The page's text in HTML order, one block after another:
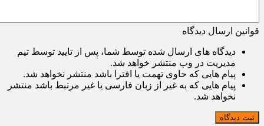
قوانین ارسال دیدگاه
دیدگاه های ارسال شده توسط شما، پس از تایید توسط تیم
مدیریت در وب منتشر خواهد شد.
پیام هایی که حاوی تهمت یا افترا باشد منتشر نخواهد شد.
پیام هایی که به غیر از زبان فارسی یا غیر مرتبط باشد منتشر
نخواهد شد.
ثبت دیدگاه